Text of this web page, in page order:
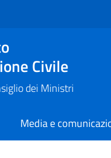
Civile
dei Ministri
Media e